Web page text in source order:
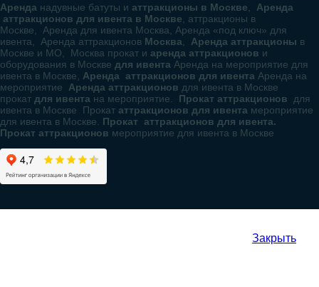
Аренда надувные батуты и аттракционы в Москве
Аренда
аттракционов для ивента в Москве , аттракционы в
Москве, Аренда для ивента Москва, Аренда «под ключ» для
ивента, Аренда аттракционов Москва Аренда аттракционы в
Москве и МО, Москва прокат и аренда аттракционов и
оборудования в Москве для ивента Аренда на мероприятие для
ивента в Москве, Аренда аттракционов для ивента Аренда на
мероприятие Аренда аттракционов для ивента в Москве
прокат для ивента на мероприятие. Прокат аттракционов для
ивента в Москве Прокат аттракционов для ивента мероприятие
для ивента в Москве. Прокат аттракционов для ивента.
Прокат аттракционов мероприятие для ивента в Москве
Закрыть